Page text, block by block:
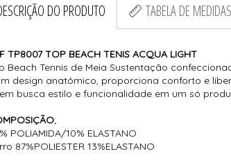
DO PRODUTO TABELA DE MEDIDAS
TP8007 TOP BEACH TENIS ACQUA LIGHT
Beach Tennis de Meia Sustentação
design anatômico, proporciona conforto e
busca estilo e funcionalidade em um só
;
POLIAMIDA/10% ELASTANO
87%POLIESTER 13%ELASTANO